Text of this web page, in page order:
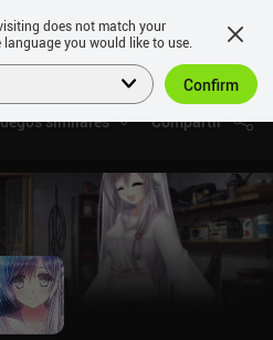
similares Compartir
does not match your
you would like to use.
Confirm